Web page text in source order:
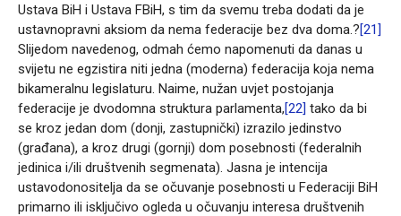
Ustava BiH i Ustava FBiH, s tim da svemu treba dodati da je
ustavnopravni aksiom da nema federacije bez dva doma.?[21]
Slijedom navedenog, odmah ćemo napomenuti da danas u
svijetu ne egzistira niti jedna (moderna) federacija koja nema
bikameralnu legislaturu. Naime, nužan uvjet postojanja
federacije je dvodomna struktura parlamenta,[22] tako da bi
se kroz jedan dom (donji, zastupnički) izrazilo jedinstvo
(građana), a kroz drugi (gornji) dom posebnosti (federalnih
jedinica i/ili društvenih segmenata). Jasna je intencija
ustavodonositelja da se očuvanje posebnosti u Federaciji BiH
primarno ili isključivo ogleda u očuvanju interesa društvenih